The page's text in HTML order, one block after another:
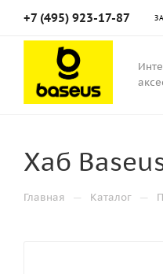
+7 (495) 923-17-87
Хаб
Главная — Каталог —